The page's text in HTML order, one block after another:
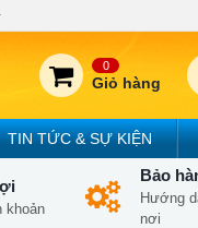
0
Giỏ hàng
TIN TỨC & SỰ KIỆN
khoản
Bảo
Hướng
nơi